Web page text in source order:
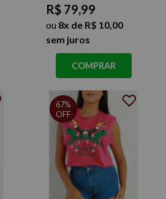
R$ 79,99
ou 8x de R$ 10,00
sem juros
COMPRAR
67%
OFF